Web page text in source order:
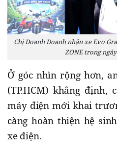
Chị Doanh Doanh nhận xe Evo
ZONE trong
Ở góc nhìn rộng hơn,
(TP.HCM) khẳng
máy điện mới khai
càng hoàn thiện hệ
xe điện.